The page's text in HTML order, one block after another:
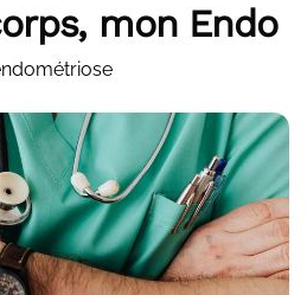
mon Endo